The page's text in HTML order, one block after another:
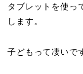
タブレットを使っ
します。
子どもって凄いで